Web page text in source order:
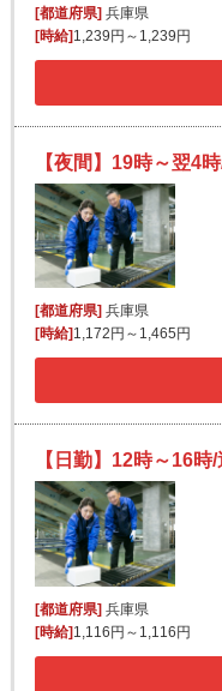
[都道府県]兵庫県
[時給]1,239円～1,239円
[都道府県] 兵庫県
[時給] 1,172円～1,465円
[都道府県] 兵庫県
[時給] 1,116円～1,116円